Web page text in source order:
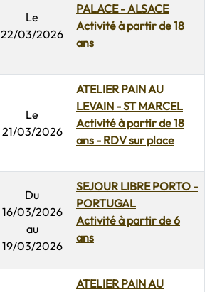
Le
22/03/2026
PALACE - ALSACE
Activité à partir de 18
ans
Le
21/03/2026
ATELIER PAIN AU
LEVAIN - ST MARCEL
Activité à partir de 18
ans - RDV sur place
Du
16/03/2026
au
19/03/2026
SEJOUR LIBRE PORTO -
PORTUGAL
Activité à partir de 6
ans
ATELIER PAIN AU